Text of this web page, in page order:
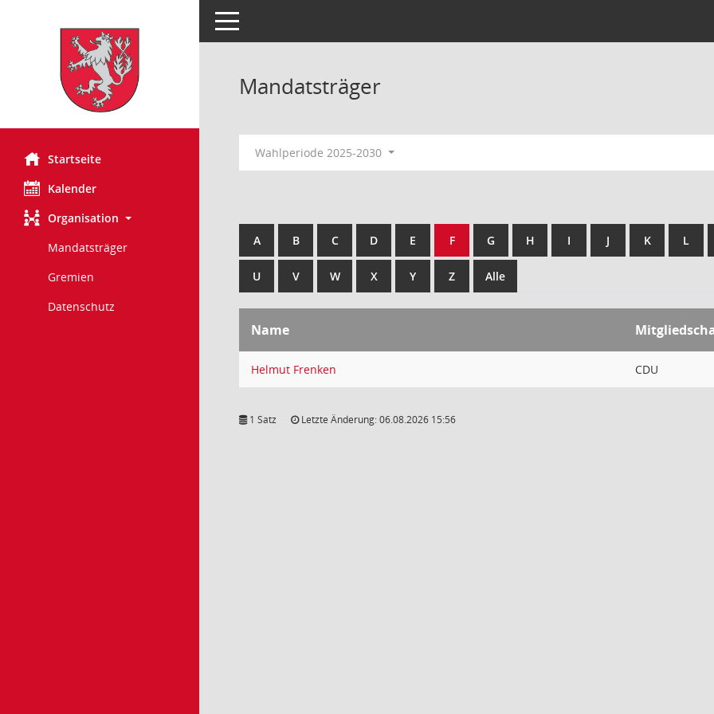
Startseite
Kalender
Organisation
Mandatsträger
Gremien
Datenschutz
Toggle navigation
Mandatsträger
Wahlperiode 2025-2030
A B C D E F G H I J K L
U V W X Y Z Alle
Name
Helmut Frenken CDU
1 Satz Letzte Änderung: 06.08.2026 15:56